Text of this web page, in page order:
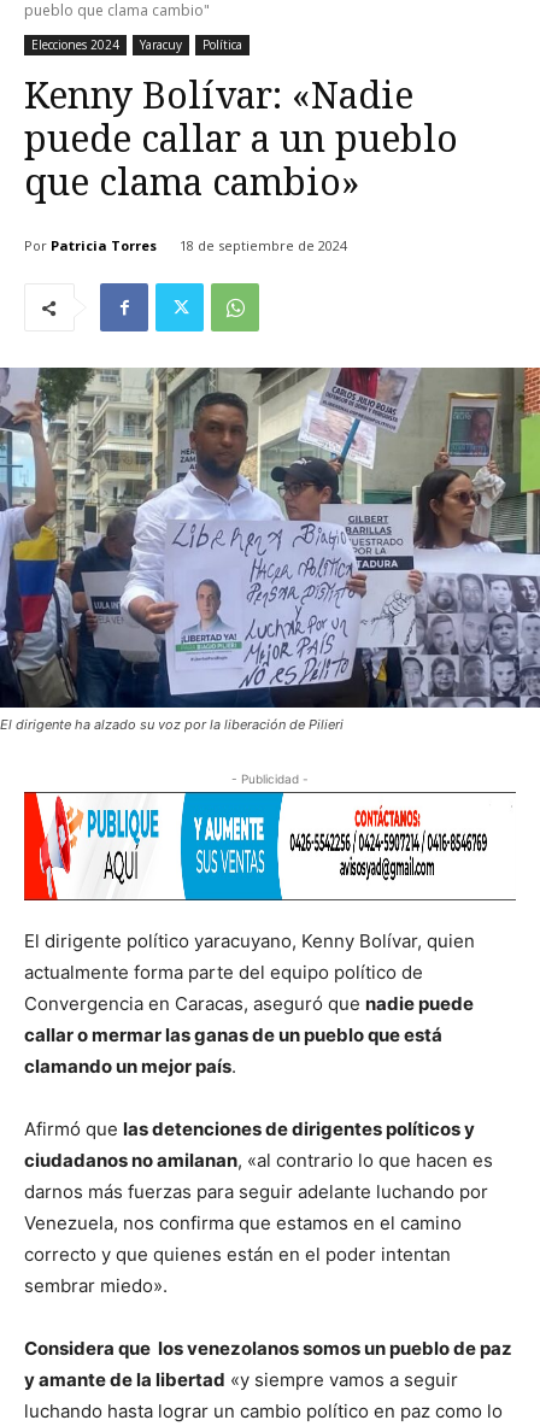
pueblo que clama cambio"
Elecciones 2024 Yaracuy Política
Kenny Bolívar: «Nadie
puede callar a un pueblo
que clama cambio»
Por Patricia Torres 18 de septiembre de 2024
El dirigente ha alzado su voz por la liberación de Pilieri
- Publicidad -
El dirigente político yaracuyano, Kenny Bolívar, quien
actualmente forma parte del equipo político de
Convergencia en Caracas, aseguró que nadie puede
callar o mermar las ganas de un pueblo que está
clamando un mejor país.
Afirmó que las detenciones de dirigentes políticos y
ciudadanos no amilanan, «al contrario lo que hacen es
darnos más fuerzas para seguir adelante luchando por
Venezuela, nos confirma que estamos en el camino
correcto y que quienes están en el poder intentan
sembrar miedo».
Considera que los venezolanos somos un pueblo de paz
y amante de la libertad «y siempre vamos a seguir
luchando hasta lograr un cambio político en paz como lo